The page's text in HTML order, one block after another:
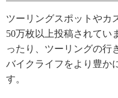
ツーリングスポットやカ
50万枚以上投稿されてい
ったり、ツーリングの行
バイクライフをより豊か
す。